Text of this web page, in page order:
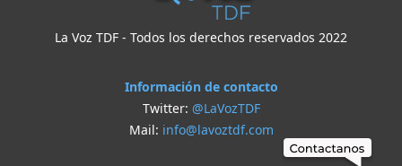
La Voz TDF - Todos los derechos reservados 2022
Información de contacto
Twitter: @LaVozTDF
Mail: info@lavoztdf.com